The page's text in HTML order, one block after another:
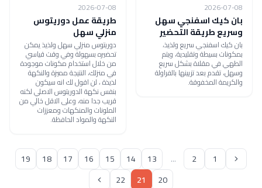
2026-07-08
بان كيك اسفنجي سهل
وسريع طريقة التحضير
بان كيك اسفنجي سريع ولذيذ،
بمكونات بسيطة وتقليدية، ويتم
الطهي في مقلاة بشكل سريع
وسهل، تقدم بعد تزيينها بالفراولة
والكريمة المخفوقة.
2026-07-08
طريقة عمل دوريتوس
منزلي سهل
دوريتوس منزلي سهل ولذيذ يمكن
تحضيره بسهولة وفي وقت قياسي
من خلال استخدام مكونات موجودة
في منزلك، النتيجة مميزة والنكهة
لذيذة ، لن اقول لك انه سيكون
بنفس نكهة الدوريتوس الاصلي لكنه
قريب جدا منه، وعلى الاقل خالي من
الملونات والمنكهات ومعززات
النكهة والمواد الحافظة.
1
2
...
13
14
15
16
17
18
19
20
21
22